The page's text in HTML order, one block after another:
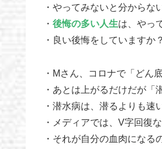
・やってみないと分からな
・ 後悔の多い人生は、やっ
・良い後悔をしていますか？
・Mさん、コロナで「どん
・あとは上がるだけだが「
・潜水病は、潜るよりも速
・メディアでは、V字回復
・それが自分の血肉になる